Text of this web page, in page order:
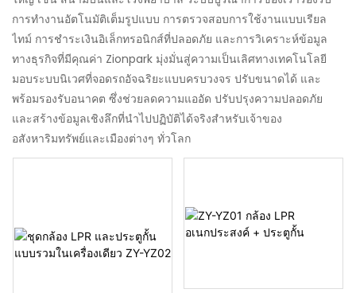
การทำงานอัตโนมัติเต็มรูปแบบ การตรวจสอบการใช้งานแบบเรียล
ไทม์ การชำระเงินอิเล็กทรอนิกส์ที่ปลอดภัย และการวิเคราะห์ข้อมูล
ทางธุรกิจที่มีคุณค่า Zionpark มุ่งมั่นสู่ความเป็นเลิศทางเทคโนโลยี
มอบระบบนิเวศที่จอดรถอัจฉริยะแบบครบวงจร ปรับขนาดได้ และ
พร้อมรองรับอนาคต ซึ่งช่วยลดความแออัด ปรับปรุงความปลอดภัย
และสร้างข้อมูลเชิงลึกที่นำไปปฏิบัติได้จริงสำหรับเจ้าของ
อสังหาริมทรัพย์และเมืองต่างๆ ทั่วโลก